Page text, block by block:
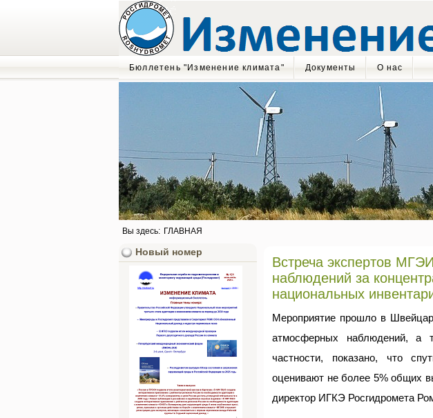
Бюллетень "Изменение климата" Документы О нас
Вы здесь: ГЛАВНАЯ
Встреча экспертов
наблюдений за
национальных
Мероприятие прошло в
атмосферных наблюдений, а
частности, показано, что
оценивают не более 5% общих
директор ИГКЭ Росгидромета
Новый номер